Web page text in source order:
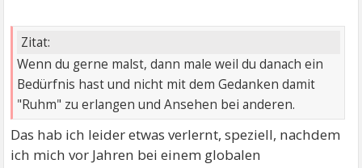
Zitat:
Wenn du gerne malst, dann male weil du danach ein
Bedürfnis hast und nicht mit dem Gedanken damit
"Ruhm" zu erlangen und Ansehen bei anderen.
Das hab ich leider etwas verlernt, speziell, nachdem
ich mich vor Jahren bei einem globalen